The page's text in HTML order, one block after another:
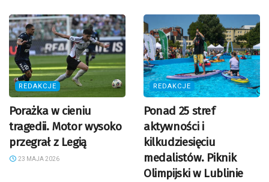
REDAKCJE
Porażka w cieniu
tragedii. Motor wysoko
przegrał z Legią
23 MAJA 2026
REDAKCJE
Ponad 25 stref
aktywności i
kilkudziesięciu
medalistów. Piknik
Olimpijski w Lublinie